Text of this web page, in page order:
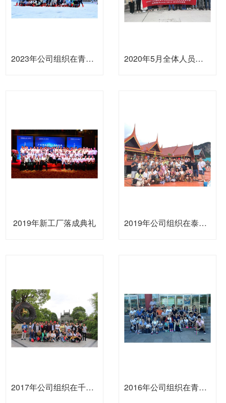
2023年公司组织在青海旅游观光 2020年5月全体人员培训IATF16949
2019年新工厂落成典礼 2019年公司组织在泰国旅游观光
2017年公司组织在千岛湖旅游观光 2016年公司组织在青岛旅游观光